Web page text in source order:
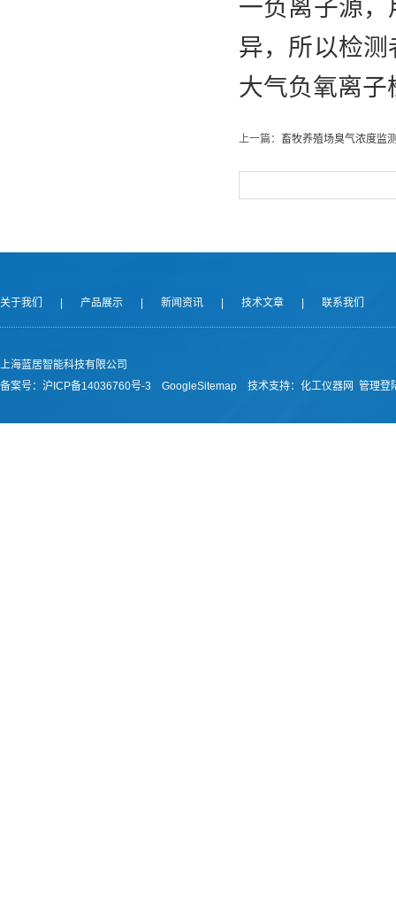
一负离子源
异，所以检
大气负氧离子
上一篇： 畜牧养殖场臭气浓度监
关于我们 产品展示 新闻资讯 技术文章 联系我们
上海蓝居智能科技有限公司
备案号： 沪ICP备14036760号-3 GoogleSitemap 技术支持： 化工仪器网 管理登